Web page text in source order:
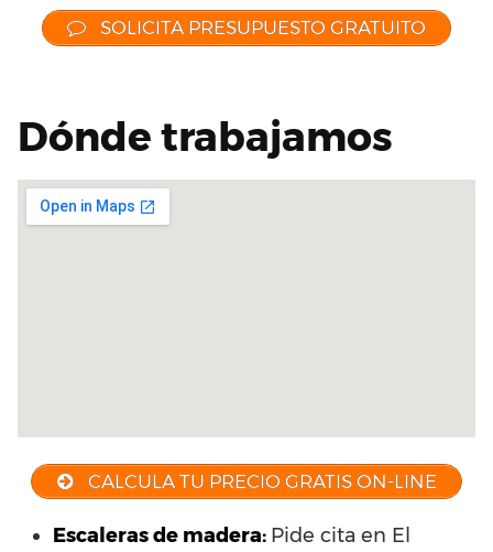
SOLICITA PRESUPUESTO GRATUITO
Dónde trabajamos
CALCULA TU PRECIO GRATIS ON-LINE
Escaleras de madera: Pide cita en El